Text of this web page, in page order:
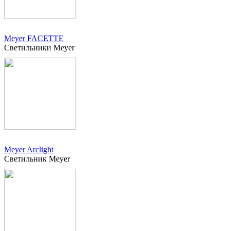
Meyer FACETTE
Светильники Meyer
Meyer Arclight
Светильник Meyer